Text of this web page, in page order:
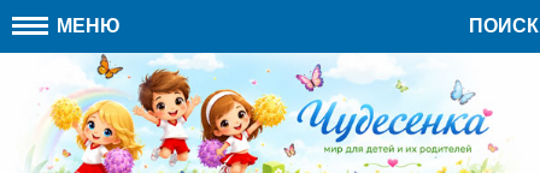
МЕНЮ ПОИСК